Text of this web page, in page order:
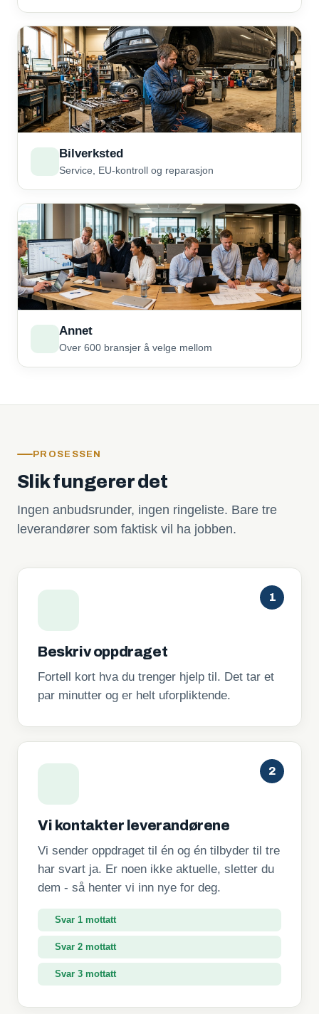
Bilverksted
Service, EU-kontroll og reparasjon
Annet
Over 600 bransjer å velge mellom
PROSESSEN
Slik fungerer det
Ingen anbudsrunder, ingen ringeliste. Bare tre
leverandører som faktisk vil ha jobben.
1
Beskriv oppdraget
Fortell kort hva du trenger hjelp til. Det tar et
par minutter og er helt uforpliktende.
2
Vi kontakter leverandørene
Vi sender oppdraget til én og én tilbyder til tre
har svart ja. Er noen ikke aktuelle, sletter du
dem - så henter vi inn nye for deg.
Svar 2 mottatt
Svar 3 mottatt